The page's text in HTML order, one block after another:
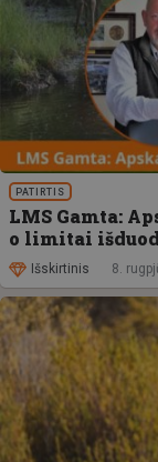
PATIRTIS
LMS Gamta:
o limitai
Išskirtinis 8.